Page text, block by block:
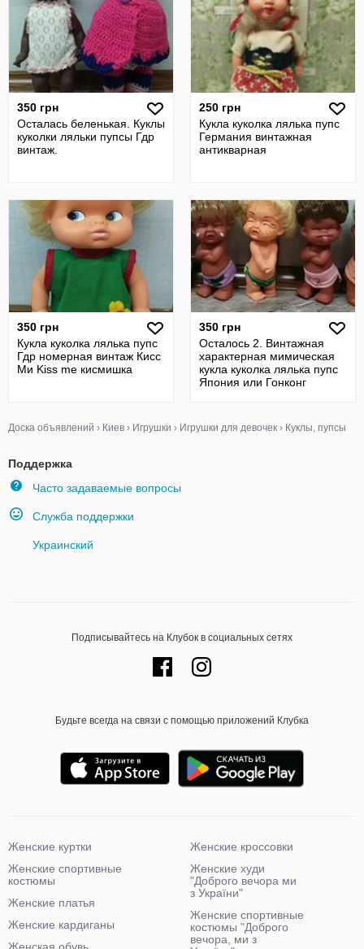
350 грн
Осталась беленькая. Куклы
куколки ляльки пупсы Гдр
винтаж.
250 грн
Кукла куколка лялька пупс
Германия винтажная
антикварная
350 грн
Кукла куколка лялька пупс
Гдр номерная винтаж Кисс
Ми Kiss me кисмишка
350 грн
Осталось 2. Винтажная
характерная мимическая
кукла куколка лялька пупс
Япония или Гонконг
Доска объявлений › Киев › Игрушки › Игрушки для девочек › Куклы, пупсы
Поддержка
Часто задаваемые вопросы
Служба поддержки
Украинский
Подписывайтесь на Клубок в социальных сетях
Будьте всегда на связи с помощью приложений Клубка
Женские куртки
Женские спортивные
костюмы
Женские платья
Женские кардиганы
Женские кроссовки
Женские худи
"Доброго вечора ми
з України"
Женские спортивные
костюмы "Доброго
вечора, ми з